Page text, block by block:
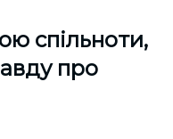
спільноти,
про